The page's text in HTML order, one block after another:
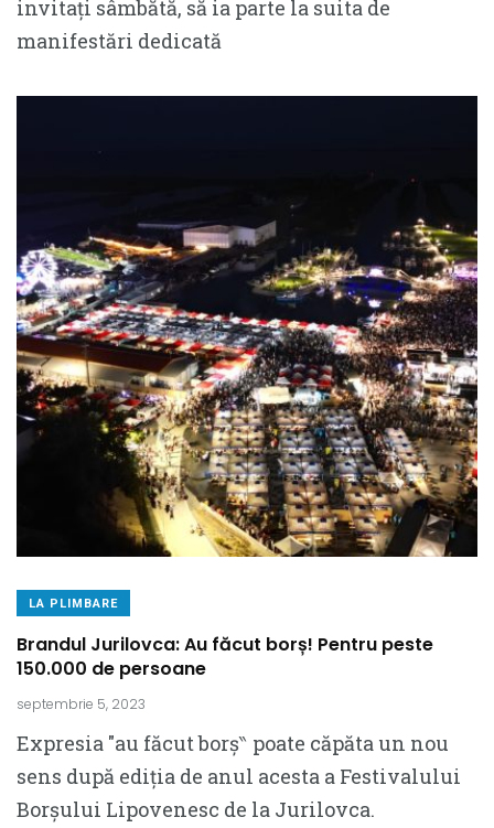
invitați sâmbătă, să ia parte la suita de
manifestări dedicată
LA PLIMBARE
Brandul Jurilovca: Au făcut borș! Pentru peste
150.000 de persoane
septembrie 5, 2023
Expresia ″au făcut borș‶ poate căpăta un nou
sens după ediția de anul acesta a Festivalului
Borșului Lipovenesc de la Jurilovca.